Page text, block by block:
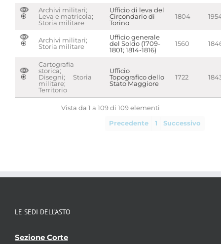
Archivi militari;
Leva e matricola;
Storia militare
Ufficio di leva del
Circondario di
Torino
1804
Archivi militari;
Storia militare
Ufficio generale
del Soldo (1709-
1801; 1814-1816)
1560
Cartografia
storica;
Disegni; Storia
militare;
Territorio
Ufficio
Topografico dello
Stato Maggiore
1722
Vista da 1 a 109 di 109 elementi
Precedente 1 Successivo
LE SEDI DELL’ASTO
Sezione Corte